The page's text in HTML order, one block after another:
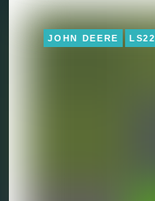
JOHN DEERE LS22